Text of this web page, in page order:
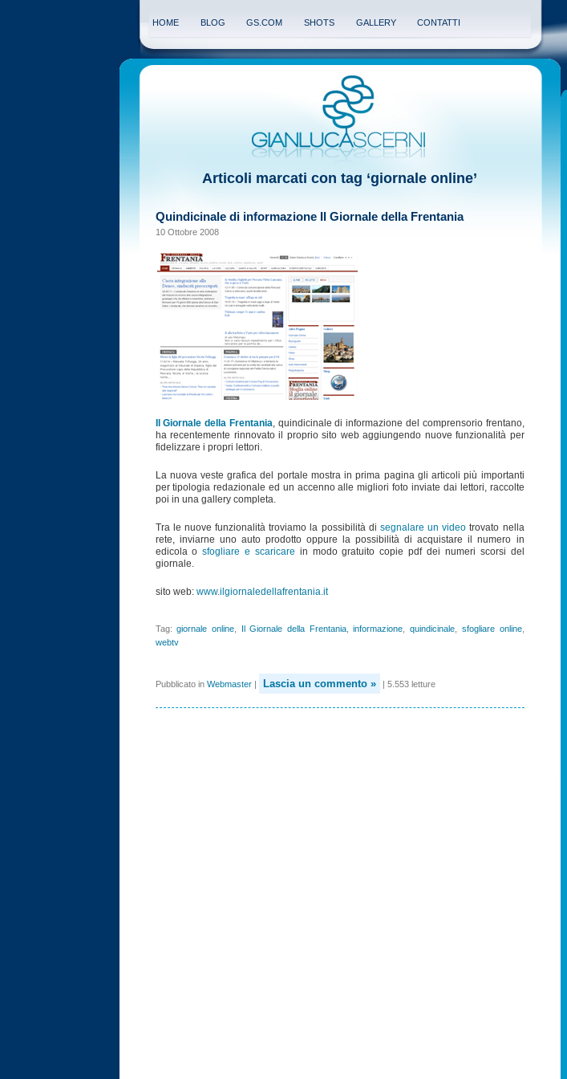
HOME BLOG GS.COM SHOTS GALLERY CONTATTI
Articoli marcati con tag ‘giornale online’
Quindicinale di informazione Il Giornale della Frentania
10 Ottobre 2008
Il Giornale della Frentania , quindicinale di informazione del comprensorio frentano,
ha recentemente rinnovato il proprio sito web aggiungendo nuove funzionalità per
fidelizzare i propri lettori.
La nuova veste grafica del portale mostra in prima pagina gli articoli più importanti
per tipologia redazionale ed un accenno alle migliori foto inviate dai lettori, raccolte
poi in una gallery completa.
Tra le nuove funzionalità troviamo la possibilità di segnalare un video trovato nella
rete, inviarne uno auto prodotto oppure la possibilità di acquistare il numero in
edicola osfogliare e scaricare in modo gratuito copie pdf dei numeri scorsi del
giornale.
sito web: www.ilgiornaledellafrentania.it
Tag:giornale online, Il Giornale della Frentania,informazione ,quindicinale sfogliare online,
webtv
Pubblicato in Webmaster| Lascia un commento » | 5.553 letture